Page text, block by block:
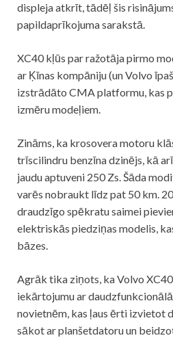
displeja atkrīt, tādēļ šis
papildaprīkojuma sarakstā.
XC40 kļūs par ražotāja pirmo
ar Ķīnas kompāniju (un Volvo
izstrādāto CMA platformu, kas
izmēru modeļiem.
Zināms, ka krosovera motoru
trīscilindru benzīna dzinējs, kā
jaudu aptuveni 250 Zs. Šāda
varēs nobraukt līdz pat 50 km.
draudzīgo spēkratu saimei
elektriskās piedziņas modelis,
bāzes.
Agrāk tika ziņots, ka Volvo
iekārtojumu ar
novietnēm, kas ļaus ērti izvietot
sākot ar planšetdatoru un